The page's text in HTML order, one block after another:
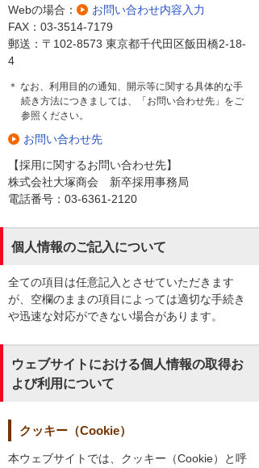
Webの場合：
お問い合わせ内容入力
FAX：03-3514-7179
郵送：〒102-8573 東京都千代田区飯田橋2-18-
4
＊ なお、利用目的の通知、開示等に関する具体的な手
続き方法につきましては、「お問い合わせ先」をご
参照ください。
お問い合わせ先
【採用に関するお問い合わせ先】
株式会社大塚商会 新卒採用事務局
電話番号：03-6361-2120
個人情報のご記入について
全ての項目は任意記入とさせていただきます
が、空欄のままの項目によっては適切な手続き
や迅速な対応ができない場合があります。
ウェブサイトにおける個人情報の取得お
よび利用について
クッキー（Cookie）
本ウェブサイトでは、クッキー（Cookie）と呼